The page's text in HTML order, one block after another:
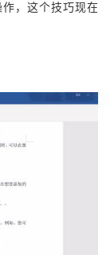
，这个技巧现在